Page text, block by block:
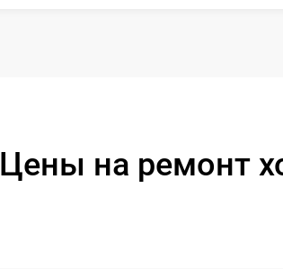
Цены на ремонт